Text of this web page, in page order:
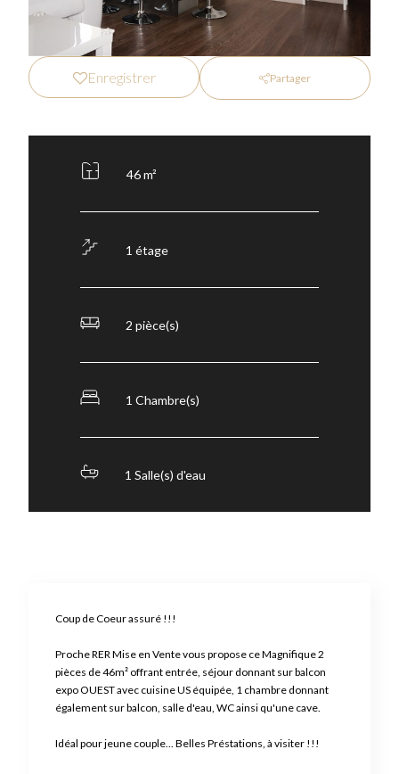
Enregistrer Partager
46 m²
1 étage
2 pièce(s)
1 Chambre(s)
1 Salle(s) d'eau
Coup de Coeur assuré !!!
Proche RER Mise en Vente vous propose ce Magnifique 2
pièces de 46m² offrant entrée, séjour donnant sur balcon
expo OUEST avec cuisine US équipée, 1 chambre donnant
également sur balcon, salle d'eau, WC ainsi qu'une cave.
Idéal pour jeune couple... Belles Préstations, à visiter !!!